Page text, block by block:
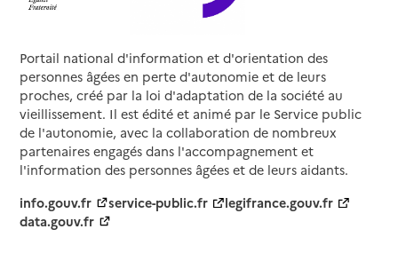
Portail national d'information et d'orientation des
personnes âgées en perte d'autonomie et de leurs
proches, créé par la loi d'adaptation de la société au
vieillissement. Il est édité et animé par le Service public
de l'autonomie, avec la collaboration de nombreux
partenaires engagés dans l'accompagnement et
l'information des personnes âgées et de leurs aidants.
info.gouv.fr
service-public.fr
legifrance.gouv.fr
data.gouv.fr